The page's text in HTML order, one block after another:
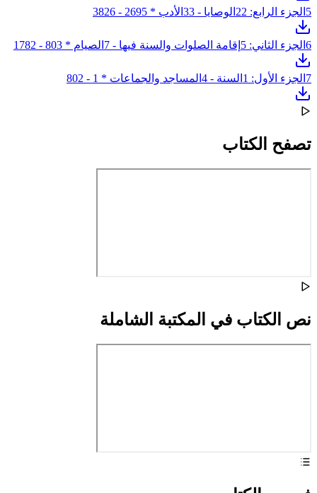
5 الجزء الرابع: 22الوصايا - 33الأدب * 2695 - 3826
6 الجزء الثاني: 5إقامة الصلوات والسنة فيها - 7الصيام * 803 - 1782
7 الجزء الأول: 1السنة - 4المساجد والجماعات * 1 - 802
تصفح الكتاب
نص الكتاب في المكتبة الشاملة